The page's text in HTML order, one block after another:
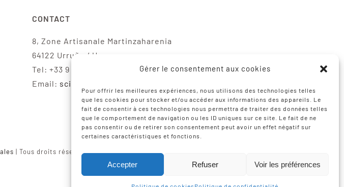
Gérer le consentement aux cookies
Pour offrir les meilleures expériences, nous utilisons des technologies telles
que les cookies pour stocker et/ou accéder aux informations des appareils. Le
fait de consentir à ces technologies nous permettra de traiter des données telles
que le comportement de navigation ou les ID uniques sur ce site. Le fait de ne
pas consentir ou de retirer son consentement peut avoir un effet négatif sur
certaines caractéristiques et fonctions.
Accepter Refuser Voir les préférences
CONTACT
8, Zone Artisanale Martinzaharenia
64122 Urruña / Urrugne
Tel: +33 9 75 12 97 02
Email: scic-iparla@mediabask.eus
| Tous droits réservés | RéalisationIzarte Komunikazioa